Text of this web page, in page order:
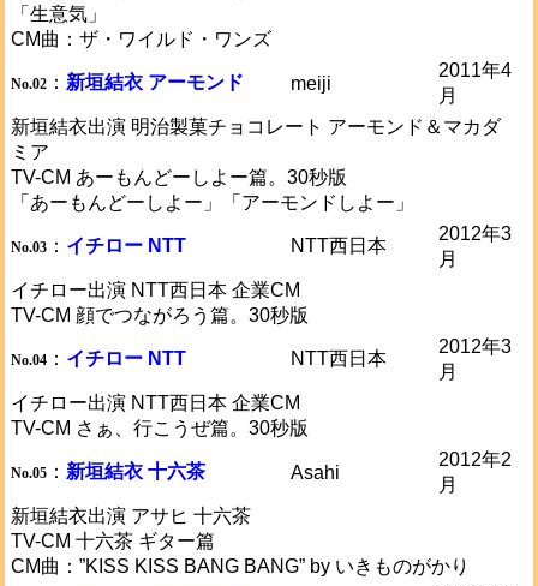
「生意気」
CM曲：ザ・ワイルド・ワンズ
No.02 ： 新垣結衣 アーモンド meiji
2011年4
月
新垣結衣出演 明治製菓チョコレート アーモンド＆マカダ
ミア
TV-CM あーもんどーしよー篇。30秒版
「あーもんどーしよー」「アーモンドしよー」
No.03 ： イチロー NTT NTT西日本
2012年3
月
イチロー出演 NTT西日本 企業CM
TV-CM 顔でつながろう篇。30秒版
No.04 ： イチロー NTT NTT西日本
2012年3
月
イチロー出演 NTT西日本 企業CM
TV-CM さぁ、行こうぜ篇。30秒版
No.05 ： 新垣結衣 十六茶 Asahi
2012年2
月
新垣結衣出演 アサヒ 十六茶
TV-CM 十六茶 ギター篇
CM曲：”KISS KISS BANG BANG” by いきものがかり